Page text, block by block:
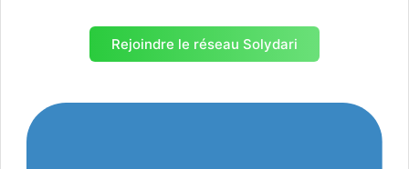
Rejoindre le réseau Solydari